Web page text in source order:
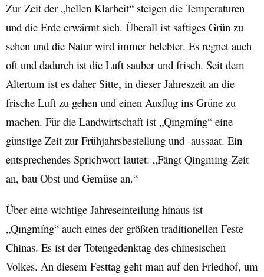
Zur Zeit der „hellen Klarheit“ steigen die Temperaturen
und die Erde erwärmt sich. Überall ist saftiges Grün zu
sehen und die Natur wird immer belebter. Es regnet auch
oft und dadurch ist die Luft sauber und frisch. Seit dem
Altertum ist es daher Sitte, in dieser Jahreszeit an die
frische Luft zu gehen und einen Ausflug ins Grüne zu
machen. Für die Landwirtschaft ist „Qīngmíng“ eine
günstige Zeit zur Frühjahrsbestellung und -aussaat. Ein
entsprechendes Sprichwort lautet: „Fängt Qingming-Zeit
an, bau Obst und Gemüse an.“
Über eine wichtige Jahreseinteilung hinaus ist
„Qīngmíng“ auch eines der größten traditionellen Feste
Chinas. Es ist der Totengedenktag des chinesischen
Volkes. An diesem Festtag geht man auf den Friedhof, um